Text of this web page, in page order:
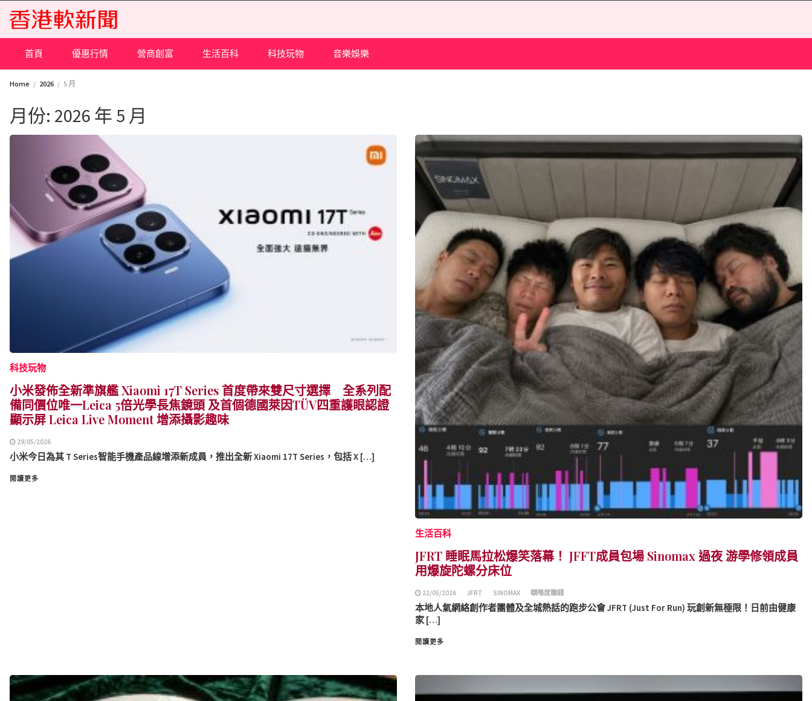
content
首頁 優惠行情 營商創富 生活百科 科技玩物 音樂娛樂
Home 2026 5 月
月份: 2026 年 5 月
科技玩物
小米發佈全新準旗艦 Xiaomi 17T Series 首度帶來雙尺寸選擇 全系列配
備同價位唯一Leica 5倍光學長焦鏡頭 及首個德國萊因TÜV四重護眼認證
顯示屏 Leica Live Moment 增添攝影趣味
29/05/2026
小米今日為其 T Series智能手機產品線增添新成員，推出全新 Xiaomi 17T Series，包括 X […]
閱讀更多
生活百科
JFRT 睡眠馬拉松爆笑落幕！ JFFT成員包場 Sinomax 過夜 游學修領成員
用爆旋陀螺分床位
22/05/2026 JFRT SINOMAX 瞓喺度賺錢
本地人氣網絡創作者團體及全城熱話的跑步公會 JFRT (Just For Run) 玩創新無極限！日前由健康
家 […]
閱讀更多